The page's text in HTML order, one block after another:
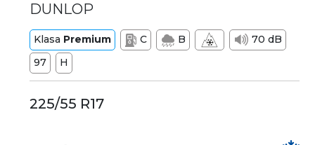
DUNLOP
Klasa Premium C B
70 dB
97
H
225/55 R17